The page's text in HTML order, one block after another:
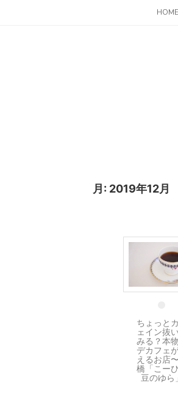
HOME
月: 2019年12月
29
ちょっと
ェイン抜
みる？本
デカフェ
えるお店
橋「こー
豆のゆら」